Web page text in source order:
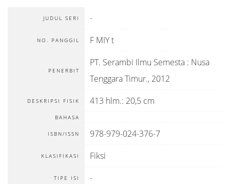
JUDUL SERI -
NO. PANGGIL F MIY t
PENERBIT
PT. Serambi Ilmu Semesta : Nusa
Tenggara Timur., 2012
DESKRIPSI FISIK 413 hlm.: 20,5 cm
BAHASA
ISBN/ISSN 978-979-024-376-7
KLASIFIKASI Fiksi
TIPE ISI -